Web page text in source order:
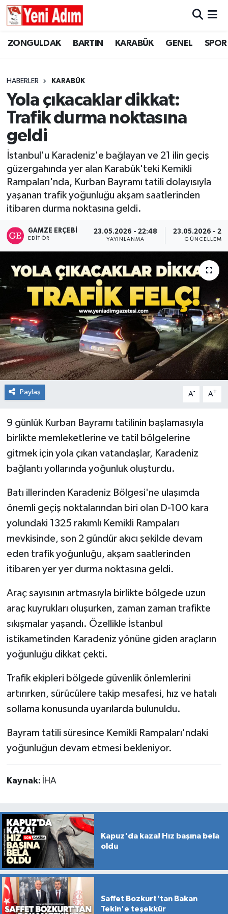
ZONGULDAK BARTIN KARABÜK GENEL SPOR
HABERLER KARABÜK
Yola çıkacaklar dikkat:
Trafik durma noktasına
geldi
İstanbul'u Karadeniz'e bağlayan ve 21 ilin geçiş
güzergahında yer alan Karabük'teki Kemikli
Rampaları'nda, Kurban Bayramı tatili dolayısıyla
yaşanan trafik yoğunluğu akşam saatlerinden
itibaren durma noktasına geldi.
GAMZE ERÇEBI
EDITÖR
23.05.2026 - 22:48
YAYINLANMA
23.05.2026 -
GÜNCELLEME
Paylaş A- A+
9 günlük Kurban Bayramı tatilinin başlamasıyla
birlikte memleketlerine ve tatil bölgelerine
gitmek için yola çıkan vatandaşlar, Karadeniz
bağlantı yollarında yoğunluk oluşturdu.
Batı illerinden Karadeniz Bölgesi'ne ulaşımda
önemli geçiş noktalarından biri olan D-100 kara
yolundaki 1325 rakımlı Kemikli Rampaları
mevkisinde, son 2 gündür akıcı şekilde devam
eden trafik yoğunluğu, akşam saatlerinden
itibaren yer yer durma noktasına geldi.
Araç sayısının artmasıyla birlikte bölgede uzun
araç kuyrukları oluşurken, zaman zaman trafikte
sıkışmalar yaşandı. Özellikle İstanbul
istikametinden Karadeniz yönüne giden araçların
yoğunluğu dikkat çekti.
Trafik ekipleri bölgede güvenlik önlemlerini
artırırken, sürücülere takip mesafesi, hız ve hatalı
sollama konusunda uyarılarda bulunuldu.
Bayram tatili süresince Kemikli Rampaları'ndaki
yoğunluğun devam etmesi bekleniyor.
Kaynak: İHA
Kapuz'da kaza! Hız başına bela
oldu
Saffet Bozkurt'tan Bakan
Tekin'e teşekkür
ZONGULDAK
GÜNCEL
SİYASET
RESMİ İLAN
ZONGULDAK
GENEL
SPOR
SİYASET
SAĞLIK
Künye
Zonguldak Hava Durumu
Süper Lig Puan Durumu ve Fikstür
Tüm Manşetler
Son Dakika Haberleri
Haber Arşivi